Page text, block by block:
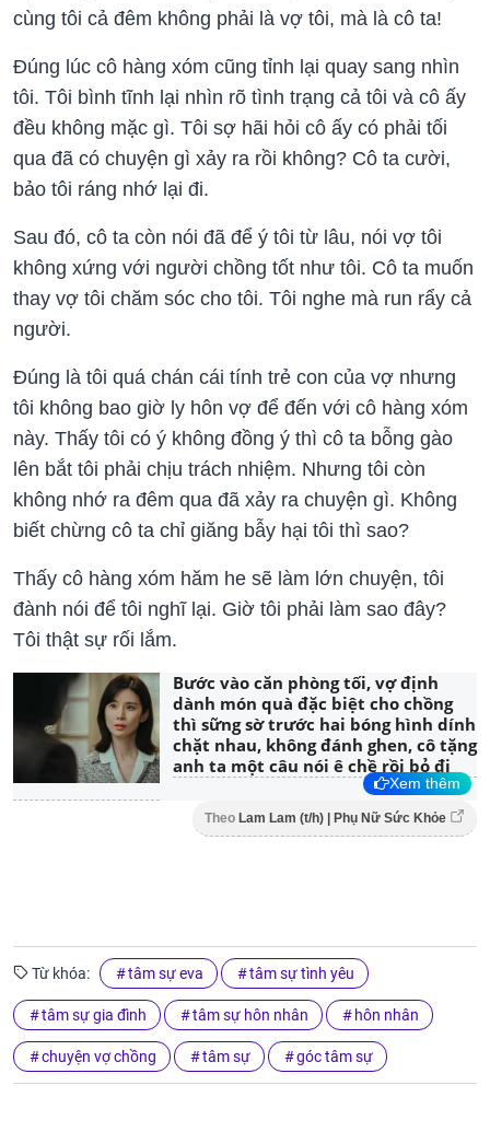
cùng tôi cả đêm không phải là vợ tôi, mà là cô ta!
Đúng lúc cô hàng xóm cũng tỉnh lại quay sang nhìn
tôi. Tôi bình tĩnh lại nhìn rõ tình trạng cả tôi và cô ấy
đều không mặc gì. Tôi sợ hãi hỏi cô ấy có phải tối
qua đã có chuyện gì xảy ra rồi không? Cô ta cười,
bảo tôi ráng nhớ lại đi.
Sau đó, cô ta còn nói đã để ý tôi từ lâu, nói vợ tôi
không xứng với người chồng tốt như tôi. Cô ta muốn
thay vợ tôi chăm sóc cho tôi. Tôi nghe mà run rẩy cả
người.
Đúng là tôi quá chán cái tính trẻ con của vợ nhưng
tôi không bao giờ ly hôn vợ để đến với cô hàng xóm
này. Thấy tôi có ý không đồng ý thì cô ta bỗng gào
lên bắt tôi phải chịu trách nhiệm. Nhưng tôi còn
không nhớ ra đêm qua đã xảy ra chuyện gì. Không
biết chừng cô ta chỉ giăng bẫy hại tôi thì sao?
Thấy cô hàng xóm hăm he sẽ làm lớn chuyện, tôi
đành nói để tôi nghĩ lại. Giờ tôi phải làm sao đây?
Tôi thật sự rối lắm.
Bước vào căn phòng tối, vợ định
dành món quà đặc biệt cho chồng
thì sững sờ trước hai bóng hình dính
chặt nhau, không đánh ghen, cô tặng
anh ta một câu nói ê chề rồi bỏ đi
Xem thêm
Theo Lam Lam (t/h) | Phụ Nữ Sức Khỏe
Từ khóa: tâm sự eva tâm sự tình yêu
tâm sự gia đình tâm sự hôn nhân hôn nhân
chuyện vợ chồng tâm sự góc tâm sự